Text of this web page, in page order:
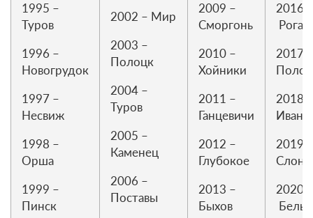
1995 –
Туров
1996 –
Новогрудок
1997 –
Несвиж
1998 –
Орша
1999 –
Пинск
2002 – Мир
2003 –
Полоцк
2004 –
Туров
2005 –
Каменец
2006 –
Поставы
2009 –
Сморгонь
2010 –
Хойники
2011 –
Ганцевичи
2012 –
Глубокое
2013 –
Быхов
2016 –
2017 –
2018 –
2019 –
2020 –